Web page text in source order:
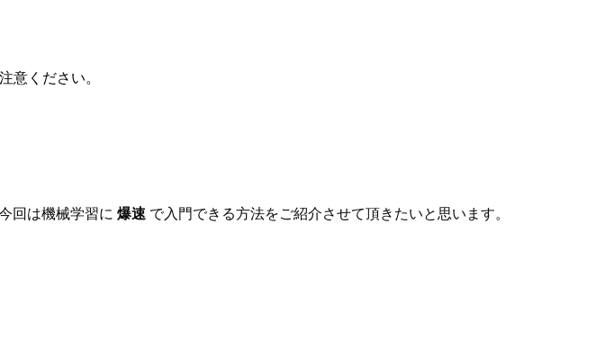
ください。
回は機械学習に 爆速 で入門できる方法をご紹介させて頂きたいと思います。